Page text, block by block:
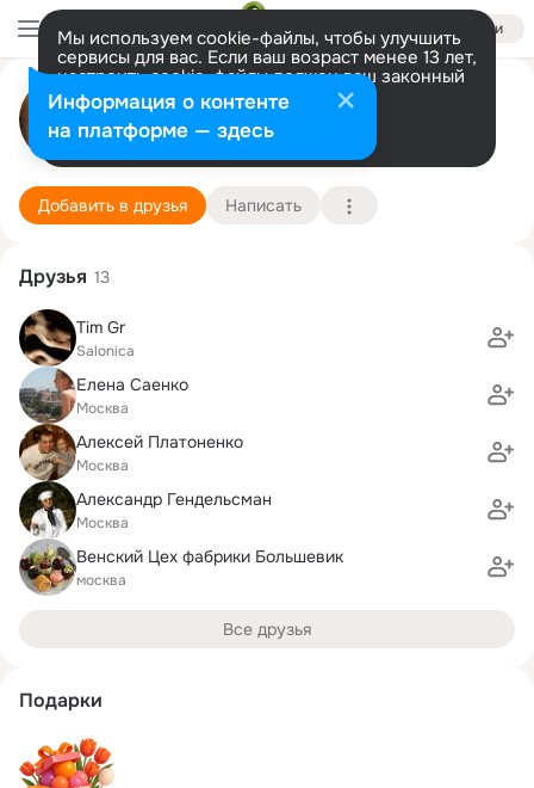
Войти
Мы используем cookie-файлы, чтобы улучшить
сервисы для вас. Если ваш возраст менее 13 лет,
настроить cookie-файлы должен ваш законный
представитель. Больше информации
Разрешить все Настроить
Evgeniya Shtipelman
Washington
16 декабря (48 лет)
Школа 69 им. Б.Ш. Окуджавы (сПодробнее
Добавить в друзья Написать
Друзья 13
Tim Gr
Salonica
Елена Саенко
Москва
Алексей Платоненко
Москва
Александр Гендельсман
Москва
Венский Цех фабрики Большевик
москва
Все друзья
Подарки
Информация о контенте
на платформе — здесь